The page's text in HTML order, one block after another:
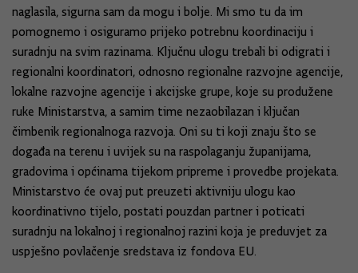
naglasila, sigurna sam da mogu i bolje. Mi smo tu da im
pomognemo i osiguramo prijeko potrebnu koordinaciju i
suradnju na svim razinama. Ključnu ulogu trebali bi odigrati i
regionalni koordinatori, odnosno regionalne razvojne agencije,
lokalne razvojne agencije i akcijske grupe, koje su produžene
ruke Ministarstva, a samim time nezaobilazan i ključan
čimbenik regionalnoga razvoja. Oni su ti koji znaju što se
događa na terenu i uvijek su na raspolaganju županijama,
gradovima i općinama tijekom pripreme i provedbe projekata.
Ministarstvo će ovaj put preuzeti aktivniju ulogu kao
koordinativno tijelo, postati pouzdan partner i poticati
suradnju na lokalnoj i regionalnoj razini koja je preduvjet za
uspješno povlačenje sredstava iz fondova EU.